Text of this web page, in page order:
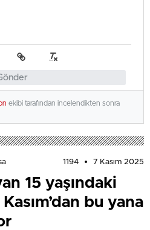
ekibi tarafından incelendikten sonra
1194 7 Kasım 2025
15 yaşındaki
bu yana